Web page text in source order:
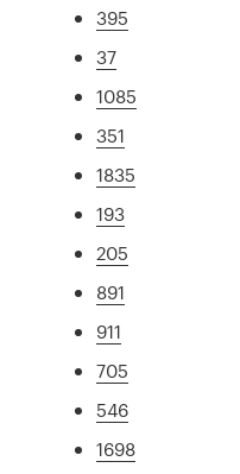
395
37
1085
351
1835
193
205
891
911
705
546
1698